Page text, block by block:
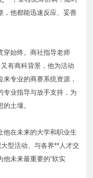
，他都能迅速反应、妥善
穿始终。商社指导老师
有商科背景，他为活动
专业的商赛系统资源，
专业指导与放手支持，为
土壤。
他在未来的大学和职业生
型活动、与各界**人才交
未来最重要的“软实